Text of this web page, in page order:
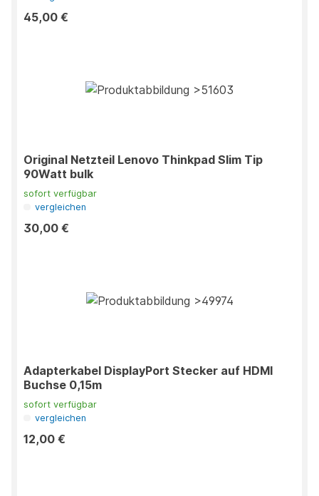
45,00 €
Original Netzteil Lenovo Thinkpad Slim Tip
90Watt bulk
sofort verfügbar
vergleichen
30,00 €
Adapterkabel DisplayPort Stecker auf HDMI
Buchse 0,15m
sofort verfügbar
vergleichen
12,00 €